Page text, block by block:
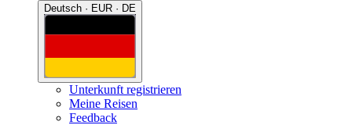
Deutsch · EUR · DE
Unterkunft registrieren
Meine Reisen
Feedback